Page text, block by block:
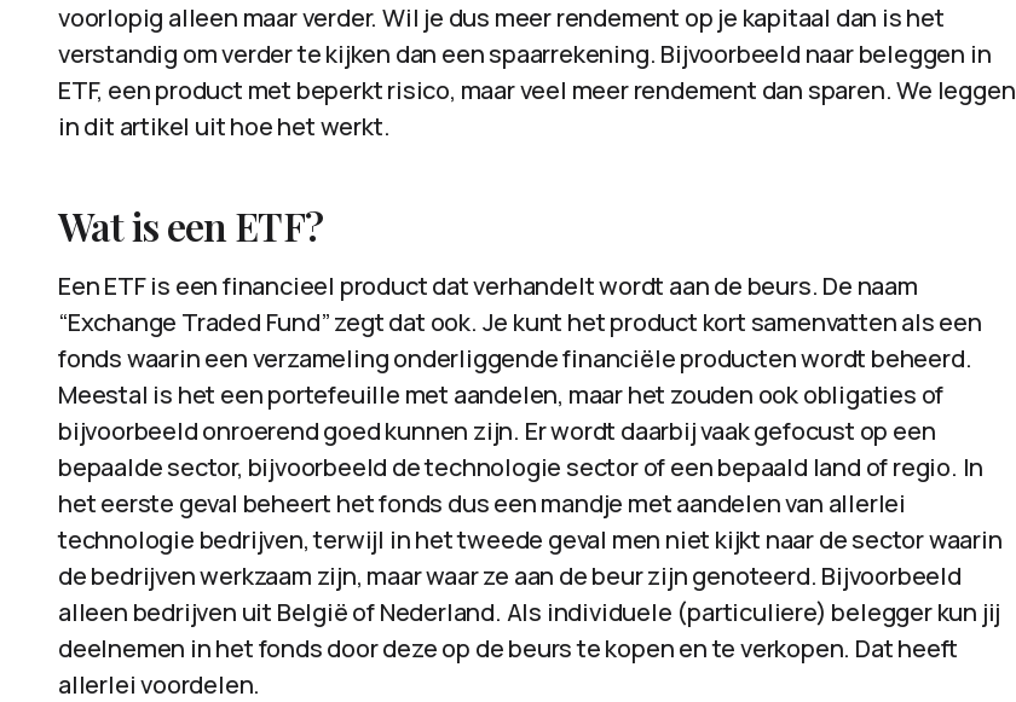
voorlopig alleen maar verder. Wil je dus meer rendement op je kapitaal dan is het
verstandig om verder te kijken dan een spaarrekening. Bijvoorbeeld naar beleggen in
ETF, een product met beperkt risico, maar veel meer rendement dan sparen. We leggen
in dit artikel uit hoe het werkt.
Wat is een ETF?
Een ETF is een financieel product dat verhandelt wordt aan de beurs. De naam
“Exchange Traded Fund” zegt dat ook. Je kunt het product kort samenvatten als een
fonds waarin een verzameling onderliggende financiële producten wordt beheerd.
Meestal is het een portefeuille met aandelen, maar het zouden ook obligaties of
bijvoorbeeld onroerend goed kunnen zijn. Er wordt daarbij vaak gefocust op een
bepaalde sector, bijvoorbeeld de technologie sector of een bepaald land of regio. In
het eerste geval beheert het fonds dus een mandje met aandelen van allerlei
technologie bedrijven, terwijl in het tweede geval men niet kijkt naar de sector waarin
de bedrijven werkzaam zijn, maar waar ze aan de beur zijn genoteerd. Bijvoorbeeld
alleen bedrijven uit België of Nederland. Als individuele (particuliere) belegger kun jij
deelnemen in het fonds door deze op de beurs te kopen en te verkopen. Dat heeft
allerlei voordelen.